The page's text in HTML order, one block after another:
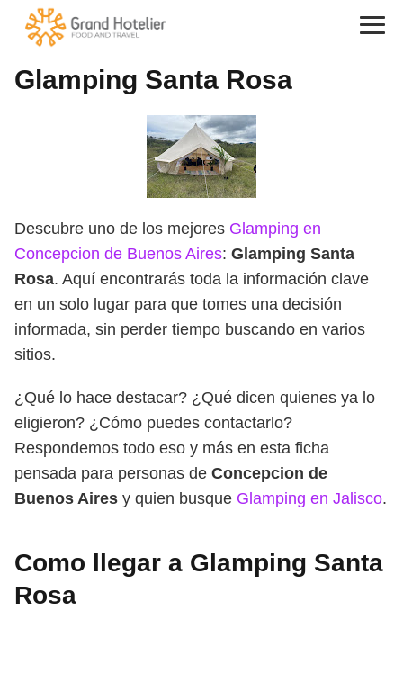
Glamping Santa Rosa
Descubre uno de los mejores Glamping en
Concepcion de Buenos Aires: Glamping Santa
Rosa. Aquí encontrarás toda la información clave
en un solo lugar para que tomes una decisión
informada, sin perder tiempo buscando en varios
sitios.
¿Qué lo hace destacar? ¿Qué dicen quienes ya lo
eligieron? ¿Cómo puedes contactarlo?
Respondemos todo eso y más en esta ficha
pensada para personas de Concepcion de
Buenos Aires y quien busque Glamping en Jalisco.
Como llegar a Glamping Santa
Rosa